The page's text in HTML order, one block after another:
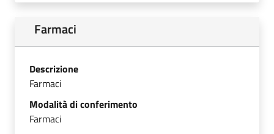
Farmaci
Descrizione
Farmaci
Modalità di conferimento
Farmaci